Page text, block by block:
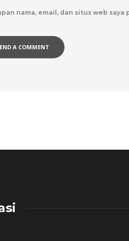
nama, email, dan situs web